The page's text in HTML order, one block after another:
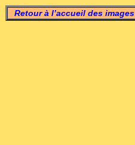
Retour à l’accueil des images